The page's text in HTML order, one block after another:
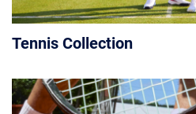
Tennis Collection